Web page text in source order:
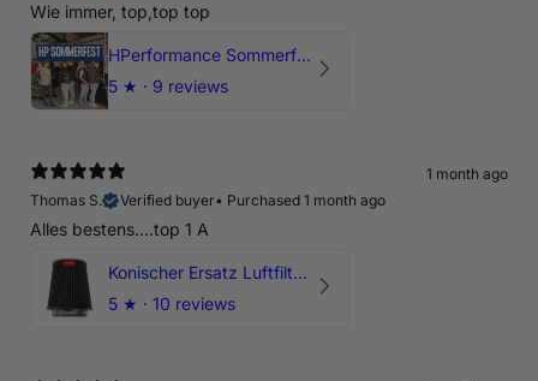
Wie immer, top,top top
HPerformance Sommerfest 2026
5 ★ · 9 reviews
1 month ago
Thomas S.
Verified buyer• Purchased 1 month ago
Alles bestens....top 1 A
Konischer Ersatz Luftfilter Pilz - 4" & 5" Offene Ansaugung
5 ★ · 10 reviews